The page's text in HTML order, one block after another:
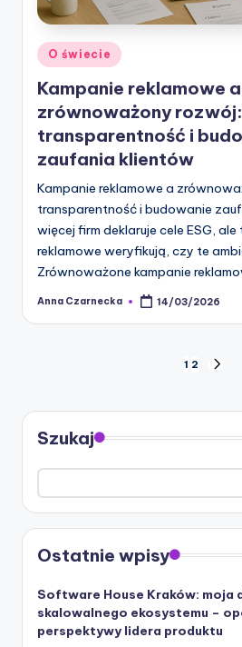
Posted
in
O świecie
Kampanie reklamowe a
zrównoważony
transparentność i
zaufania klientów
Kampanie reklamowe a
transparentność i budowanie
więcej firm deklaruje cele ESG, ale
reklamowe weryfikują, czy te
Zrównoważone kampanie
Posted
Anna Czarnecka 14/03/2026
Stronicowanie
wpisów
1 2
Szukaj
Ostatnie wpisy
Software House Kraków: moja
skalowalnego ekosystemu –
perspektywy lidera produktu